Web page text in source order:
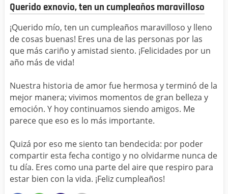
Querido exnovio, ten un cumpleaños maravilloso
¡Querido mío, ten un cumpleaños maravilloso y lleno
de cosas buenas! Eres una de las personas por las
que más cariño y amistad siento. ¡Felicidades por un
año más de vida!
Nuestra historia de amor fue hermosa y terminó de la
mejor manera; vivimos momentos de gran belleza y
emoción. Y hoy continuamos siendo amigos. Me
parece que eso es lo más importante.
Quizá por eso me siento tan bendecida: por poder
compartir esta fecha contigo y no olvidarme nunca de
tu día. Eres como una parte del aire que respiro para
estar bien con la vida. ¡Feliz cumpleaños!